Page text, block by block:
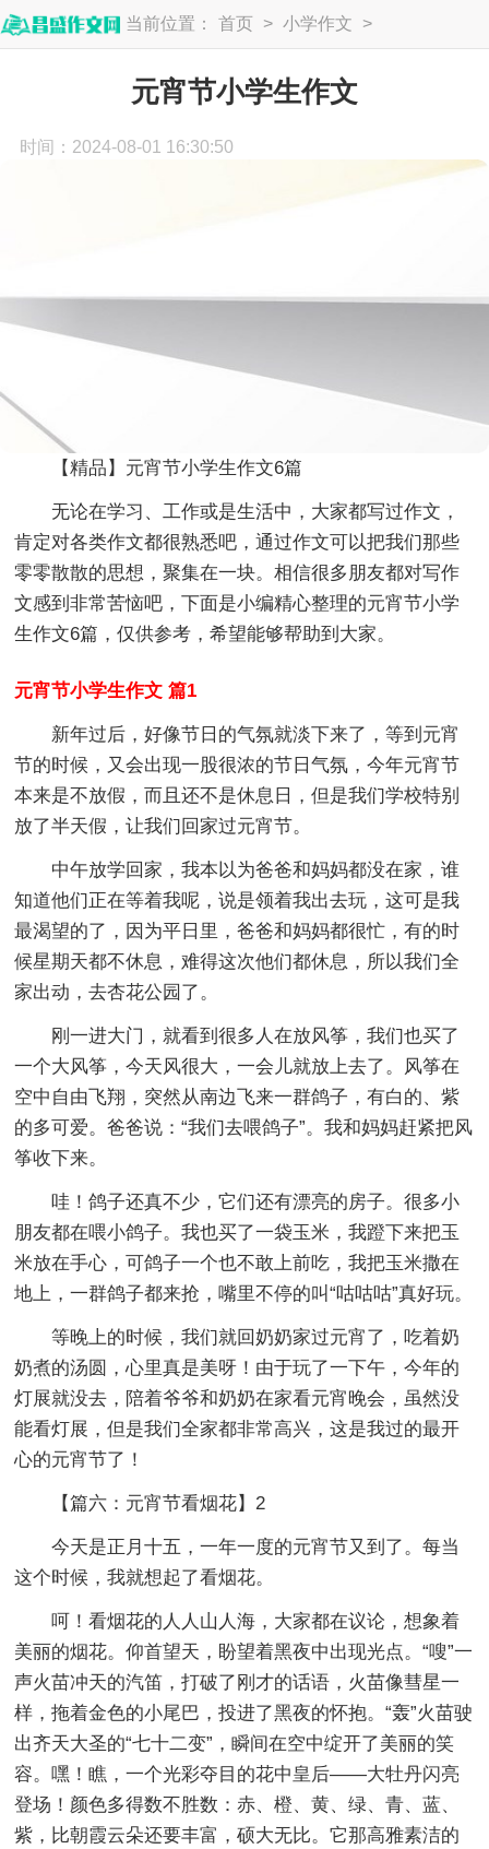
当前位置： 首页 > 小学作文 >
小学生作文
元宵节小学生作文
时间：2024-08-01 16:30:50
【精品】元宵节小学生作文6篇
无论在学习、工作或是生活中，大家都写过作文，
肯定对各类作文都很熟悉吧，通过作文可以把我们那些
零零散散的思想，聚集在一块。相信很多朋友都对写作
文感到非常苦恼吧，下面是小编精心整理的元宵节小学
生作文6篇，仅供参考，希望能够帮助到大家。
元宵节小学生作文 篇1
新年过后，好像节日的气氛就淡下来了，等到元宵
节的时候，又会出现一股很浓的节日气氛，今年元宵节
本来是不放假，而且还不是休息日，但是我们学校特别
放了半天假，让我们回家过元宵节。
中午放学回家，我本以为爸爸和妈妈都没在家，谁
知道他们正在等着我呢，说是领着我出去玩，这可是我
最渴望的了，因为平日里，爸爸和妈妈都很忙，有的时
候星期天都不休息，难得这次他们都休息，所以我们全
家出动，去杏花公园了。
刚一进大门，就看到很多人在放风筝，我们也买了
一个大风筝，今天风很大，一会儿就放上去了。风筝在
空中自由飞翔，突然从南边飞来一群鸽子，有白的、紫
的多可爱。爸爸说：“我们去喂鸽子”。我和妈妈赶紧把风
筝收下来。
哇！鸽子还真不少，它们还有漂亮的房子。很多小
朋友都在喂小鸽子。我也买了一袋玉米，我蹬下来把玉
米放在手心，可鸽子一个也不敢上前吃，我把玉米撒在
地上，一群鸽子都来抢，嘴里不停的叫“咕咕咕”真好玩。
等晚上的时候，我们就回奶奶家过元宵了，吃着奶
奶煮的汤圆，心里真是美呀！由于玩了一下午，今年的
灯展就没去，陪着爷爷和奶奶在家看元宵晚会，虽然没
能看灯展，但是我们全家都非常高兴，这是我过的最开
心的元宵节了！
【篇六：元宵节看烟花】2
今天是正月十五，一年一度的元宵节又到了。每当
这个时候，我就想起了看烟花。
呵！看烟花的人人山人海，大家都在议论，想象着
美丽的烟花。仰首望天，盼望着黑夜中出现光点。“嗖”一
声火苗冲天的汽笛，打破了刚才的话语，火苗像彗星一
样，拖着金色的小尾巴，投进了黑夜的怀抱。“轰”火苗驶
出齐天大圣的“七十二变”，瞬间在空中绽开了美丽的笑
容。嘿！瞧，一个光彩夺目的花中皇后——大牡丹闪亮
登场！颜色多得数不胜数：赤、橙、黄、绿、青、蓝、
紫，比朝霞云朵还要丰富，硕大无比。它那高雅素洁的